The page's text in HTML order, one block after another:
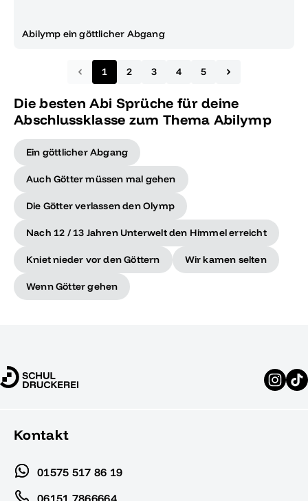
Abilymp ein göttlicher Abgang
1 2 3 4 5
Die besten Abi Sprüche für deine
Abschlussklasse zum Thema Abilymp
Ein göttlicher Abgang
Auch Götter müssen mal gehen
Die Götter verlassen den Olymp
Nach 12 / 13 Jahren Unterwelt den Himmel erreicht
Kniet nieder vor den Göttern Wir kamen selten
Wenn Götter gehen
Kontakt
01575 517 86 19
06151 7866664